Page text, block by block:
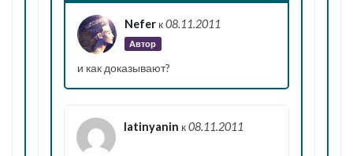
Nefer к08.11.2011
Автор
и как доказывают?
latinyanin к08.11.2011